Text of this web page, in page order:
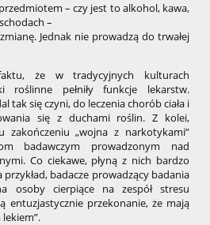
– czy jest to alkohol, kawa,
–
Jednak nie prowadzą do trwałej
że w tradycyjnych kulturach
roślinne pełniły funkcje lekarstw.
tak się czyni, do leczenia chorób ciała i
się z duchami roślin. Z kolei,
zakończeniu „wojna z narkotykami”
badawczym prowadzonym nad
Co ciekawe, płyną z nich bardzo
badacze prowadzący badania
osoby cierpiące na zespół stresu
entuzjastycznie przekonanie, że mają